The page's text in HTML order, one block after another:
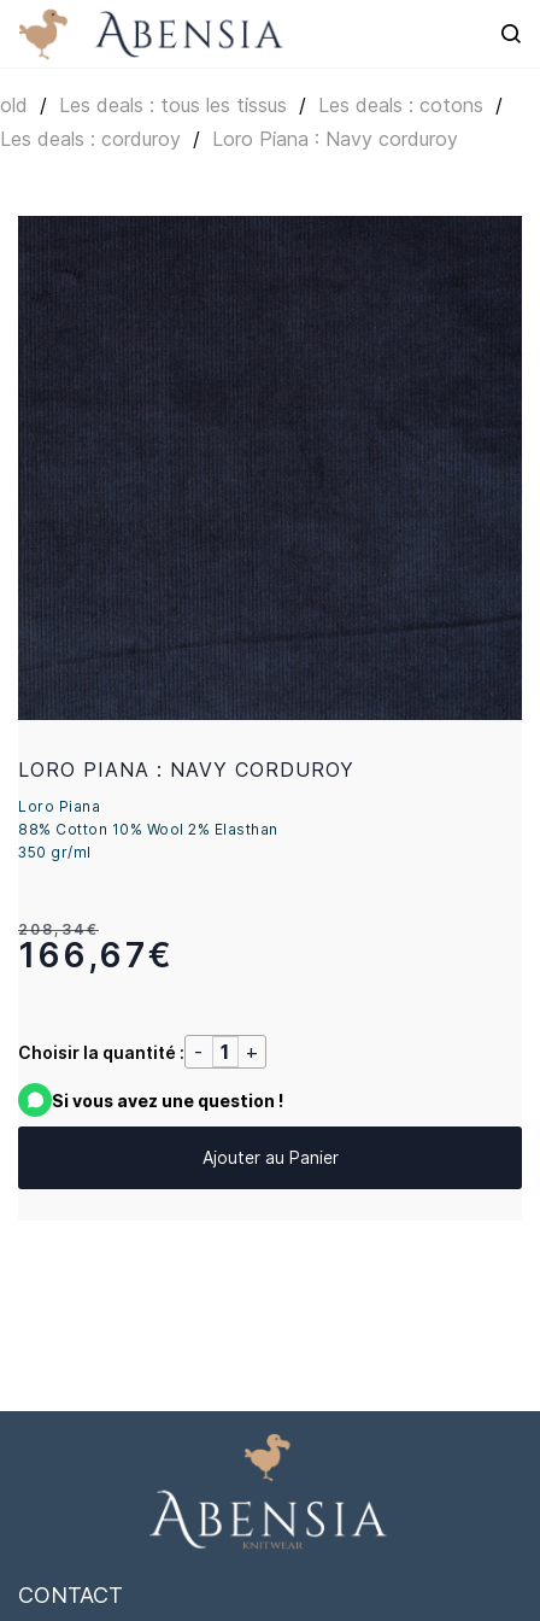
Skip to
main
content
old
/ Les deals : tous les tissus / Les deals : cotons /
Les deals : corduroy / Loro Piana : Navy corduroy
LORO PIANA : NAVY CORDUROY
Loro Piana
88% Cotton 10% Wool 2% Elasthan
350 gr/ml
166,67€
208,34€
Choisir la quantité :
Si vous avez une question !
Ajouter au Panier
CONTACT